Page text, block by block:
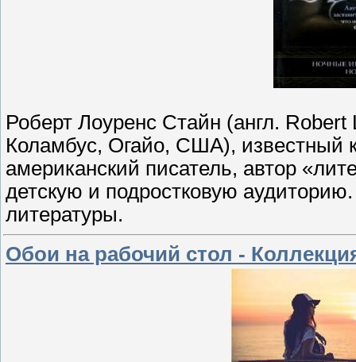
Роберт Лоуренс Стайн (англ.
Коламбус, Огайо, США), известный
американский писатель, автор
детскую и подростковую
литературы.
Обои на рабочий стол -